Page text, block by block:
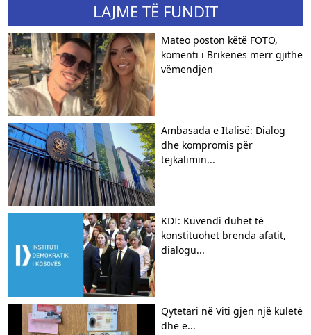
LAJME TË FUNDIT
Mateo poston këtë FOTO,
komenti i Brikenës merr gjithë
vëmendjen
Ambasada e Italisë: Dialog
dhe kompromis për
tejkalimin...
KDI: Kuvendi duhet të
konstituohet brenda afatit,
dialogu...
Qytetari në Viti gjen një kuletë
dhe e...